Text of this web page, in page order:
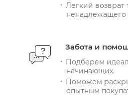
Легкий возврат
ненадлежащего
Забота и
Подберем
начинающих.
Поможем
опытным